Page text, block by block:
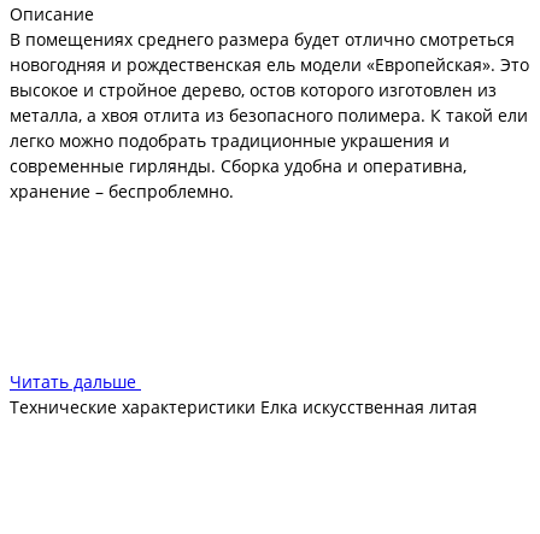
Описание
В помещениях среднего размера будет отлично смотреться
новогодняя и рождественская ель модели «Европейская». Это
высокое и стройное дерево, остов которого изготовлен из
металла, а хвоя отлита из безопасного полимера. К такой ели
легко можно подобрать традиционные украшения и
современные гирлянды. Сборка удобна и оперативна,
хранение – беспроблемно.
Читать дальше
Технические характеристики Елка искусственная литая